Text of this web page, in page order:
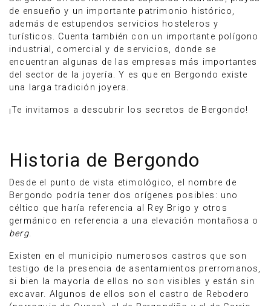
Anúnciate
de ensueño y un importante patrimonio histórico,
además de estupendos servicios hosteleros y
turísticos. Cuenta también con un importante polígono
industrial, comercial y de servicios, donde se
encuentran algunas de las empresas más importantes
del sector de la joyería. Y es que en Bergondo existe
una larga tradición joyera.
¡Te invitamos a descubrir los secretos de Bergondo!
Historia de Bergondo
Desde el punto de vista etimológico, el nombre de
Bergondo podría tener dos orígenes posibles: uno
céltico que haría referencia al Rey Brigo y otros
germánico en referencia a una elevación montañosa o
berg.
Existen en el municipio numerosos castros que son
testigo de la presencia de asentamientos prerromanos,
si bien la mayoría de ellos no son visibles y están sin
excavar. Algunos de ellos son el castro de Rebodero